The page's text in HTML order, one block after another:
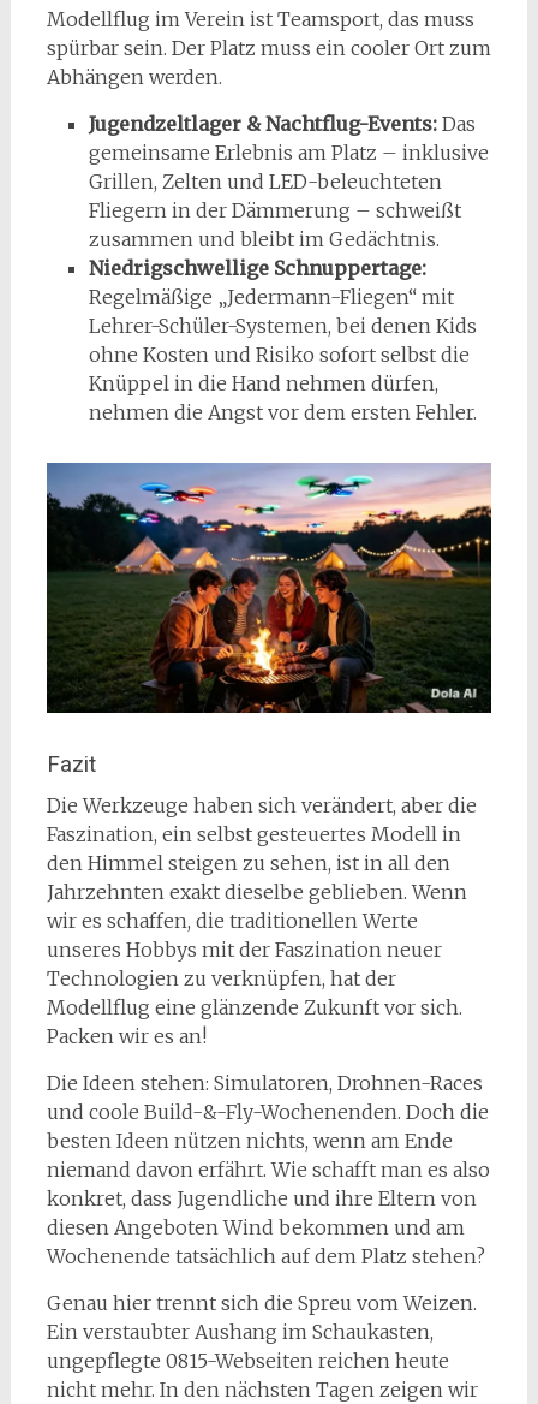
Modellflug im Verein ist Teamsport, das muss
spürbar sein. Der Platz muss ein cooler Ort zum
Abhängen werden.
Jugendzeltlager & Nachtflug-Events:Das
gemeinsame Erlebnis am Platz – inklusive
Grillen, Zelten und LED-beleuchteten
Fliegern in der Dämmerung – schweißt
zusammen und bleibt im Gedächtnis.
Niedrigschwellige Schnuppertage:
Regelmäßige „Jedermann-Fliegen“ mit
Lehrer-Schüler-Systemen, bei denen Kids
ohne Kosten und Risiko sofort selbst die
Knüppel in die Hand nehmen dürfen,
nehmen die Angst vor dem ersten Fehler.
Fazit
Die Werkzeuge haben sich verändert, aber die
Faszination, ein selbst gesteuertes Modell in
den Himmel steigen zu sehen, ist in all den
Jahrzehnten exakt dieselbe geblieben. Wenn
wir es schaffen, die traditionellen Werte
unseres Hobbys mit der Faszination neuer
Technologien zu verknüpfen, hat der
Modellflug eine glänzende Zukunft vor sich.
Packen wir es an!
Die Ideen stehen: Simulatoren, Drohnen-Races
und coole Build-&-Fly-Wochenenden. Doch die
besten Ideen nützen nichts, wenn am Ende
niemand davon erfährt. Wie schafft man es also
konkret, dass Jugendliche und ihre Eltern von
diesen Angeboten Wind bekommen und am
Wochenende tatsächlich auf dem Platz stehen?
Genau hier trennt sich die Spreu vom Weizen.
Ein verstaubter Aushang im Schaukasten,
ungepflegte 0815-Webseiten reichen heute
nicht mehr. In den nächsten Tagen zeigen wir